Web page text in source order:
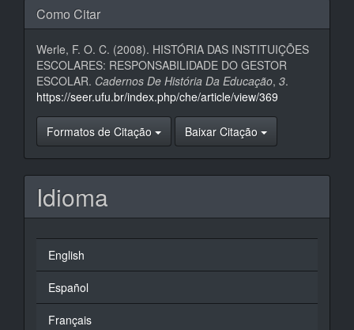
Como Citar
Werle, F. O. C. (2008). HISTÓRIA DAS INSTITUIÇÕES
ESCOLARES: RESPONSABILIDADE DO GESTOR
ESCOLAR. Cadernos De História Da Educação, 3.
https://seer.ufu.br/index.php/che/article/view/369
Formatos de Citação Baixar Citação
Idioma
English
Español
Français